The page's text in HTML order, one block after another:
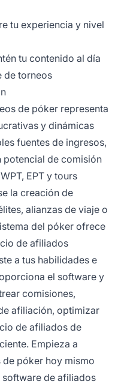
tu experiencia y nivel
tu contenido al día
de torneos
de póker representa
y dinámicas
fuentes de ingresos,
potencial de comisión
EPT y tours
la creación de
alianzas de viaje o
del póker ofrece
de afiliados
a tus habilidades e
el software y
comisiones,
afiliación, optimizar
de afiliados de
Empieza a
póker hoy mismo
de afiliados